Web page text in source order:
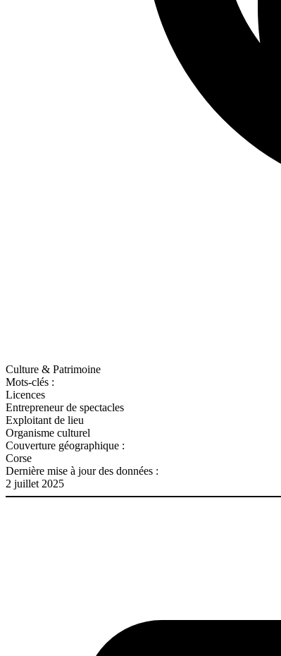
Culture & Patrimoine
Mots-clés :
Licences
Entrepreneur de spectacles
Exploitant de lieu
Organisme culturel
Couverture géographique :
Corse
Dernière mise à jour des données :
2 juillet 2025